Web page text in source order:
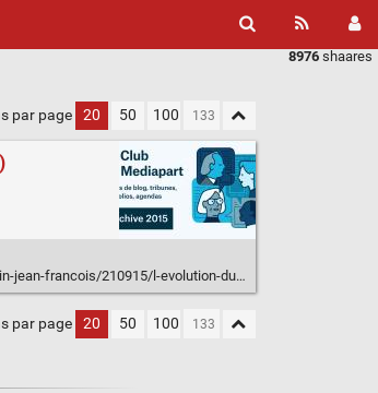
8976 shaares
par page 20 50 100
par-l-etat-du-spectacle-vivant-au-cours-de-ces-dix-dernieres
par page 20 50 100